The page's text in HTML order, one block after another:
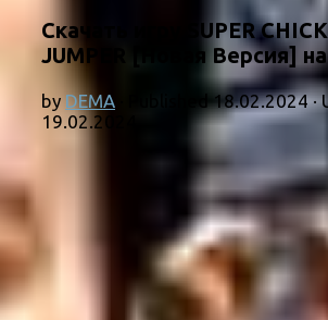
Скачать игру SUPER
JUMPER [Новая Версия] на
by DEMA 18.02.2024·
19.02.2024